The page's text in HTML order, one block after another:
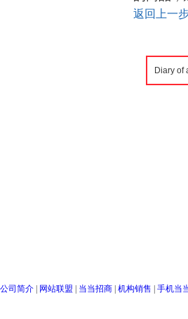
返回上一
公司简介 网站联盟 当当招商 机构销售 手机当